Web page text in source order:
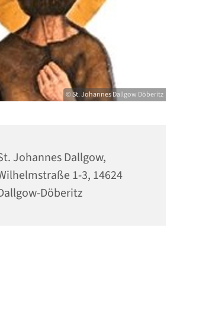
© St. Johannes Dallgow Döberitz
Johannes Dallgow,
1-3, 14624
Döberitz